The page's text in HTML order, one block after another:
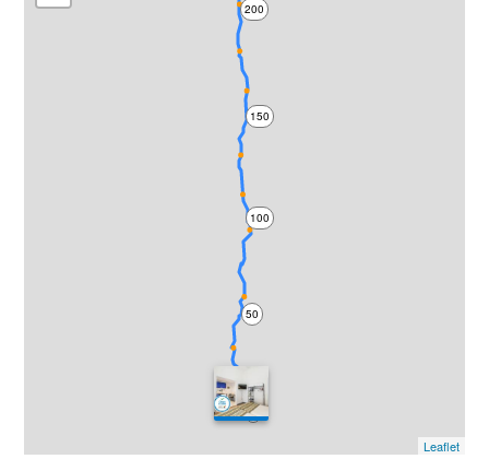
0
50
100
150
200
Leaflet